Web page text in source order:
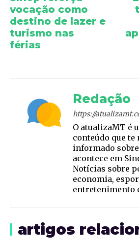
vocação como
destino de lazer e
turismo nas
férias
Redação
https://
O atualizaMT é
conteúdo que te
informado
acontece em
Notícias sobre
economia,
entretenimento
artigos